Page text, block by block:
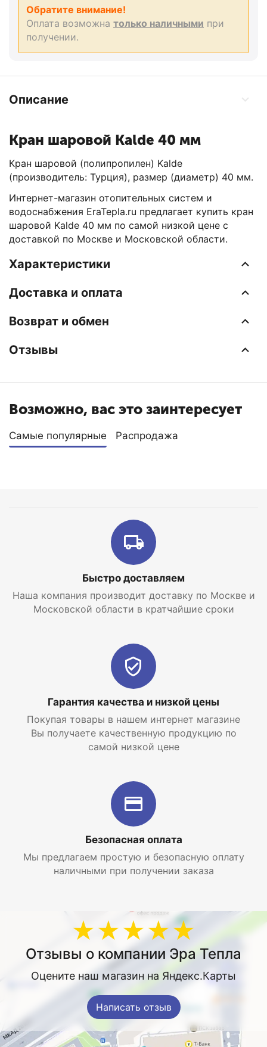
Обратите внимание!
Оплата возможна только наличными при
получении.
Описание
Кран шаровой Kalde 40 мм
Кран шаровой (полипропилен) Kalde
(производитель: Турция), размер (диаметр) 40 мм.
Интернет-магазин отопительных систем и
водоснабжения EraTepla.ru предлагает купить кран
шаровой Kalde 40 мм по самой низкой цене с
доставкой по Москве и Московской области.
Характеристики
Доставка и оплата
Возврат и обмен
Отзывы
Возможно, вас это заинтересует
Самые популярные Распродажа
Быстро доставляем
Наша компания производит доставку по Москве и
Московской области в кратчайшие сроки
Гарантия качества и низкой цены
Покупая товары в нашем интернет магазине
Вы получаете качественную продукцию по
самой низкой цене
Безопасная оплата
Мы предлагаем простую и безопасную оплату
наличными при получении заказа
★★★★★
Отзывы о компании Эра Тепла
Оцените наш магазин на Яндекс.Карты
Написать отзыв